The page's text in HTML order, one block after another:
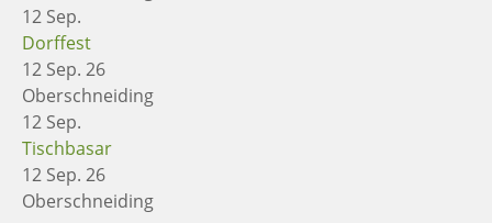
12 Sep.
Dorffest
12 Sep. 26
Oberschneiding
12 Sep.
Tischbasar
12 Sep. 26
Oberschneiding